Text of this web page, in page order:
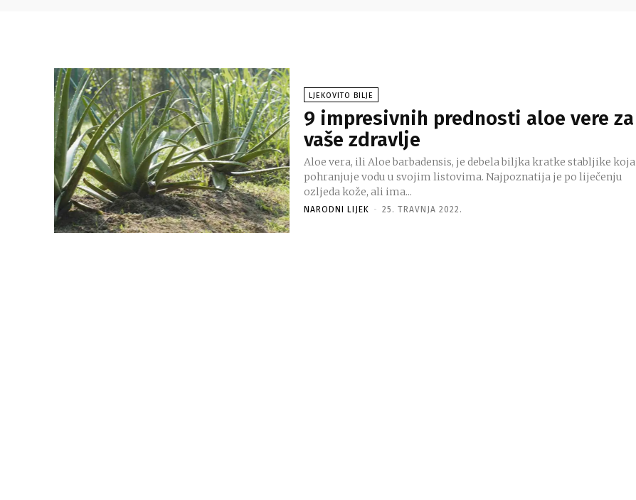
LJEKOVITO BILJE
9 impresivnih prednosti aloe vere za
vaše zdravlje
Aloe vera, ili Aloe barbadensis, je debela biljka kratke stabljike koja
pohranjuje vodu u svojim listovima. Najpoznatija je po liječenju
ozljeda kože, ali ima...
NARODNI LIJEK - 25. TRAVNJA 2022.